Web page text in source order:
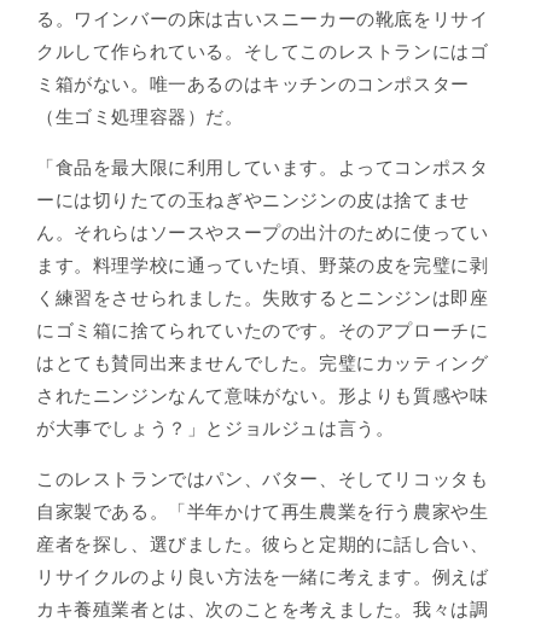
る。ワインバーの床は古いスニーカーの靴底をリサイ
クルして作られている。そしてこのレストランにはゴ
ミ箱がない。唯一あるのはキッチンのコンポスター
（生ゴミ処理容器）だ。
「食品を最大限に利用しています。よってコンポスタ
ーには切りたての玉ねぎやニンジンの皮は捨てませ
ん。それらはソースやスープの出汁のために使ってい
ます。料理学校に通っていた頃、野菜の皮を完璧に剥
く練習をさせられました。失敗するとニンジンは即座
にゴミ箱に捨てられていたのです。そのアプローチに
はとても賛同出来ませんでした。完璧にカッティング
されたニンジンなんて意味がない。形よりも質感や味
が大事でしょう？」とジョルジュは言う。
このレストランではパン、バター、そしてリコッタも
自家製である。「半年かけて再生農業を行う農家や生
産者を探し、選びました。彼らと定期的に話し合い、
リサイクルのより良い方法を一緒に考えます。例えば
カキ養殖業者とは、次のことを考えました。我々は調